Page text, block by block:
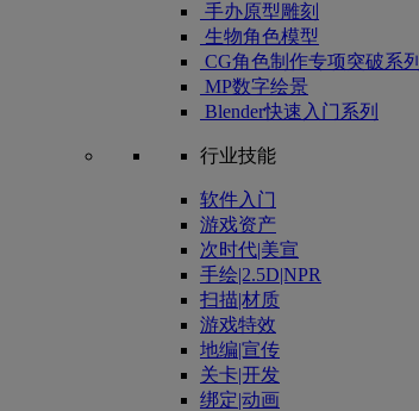
手办原型雕刻
生物角色模型
CG角色制作专项突破系列
MP数字绘景
Blender快速入门系列
行业技能
软件入门
游戏资产
次时代|美宣
手绘|2.5D|NPR
扫描|材质
游戏特效
地编|宣传
关卡|开发
绑定|动画